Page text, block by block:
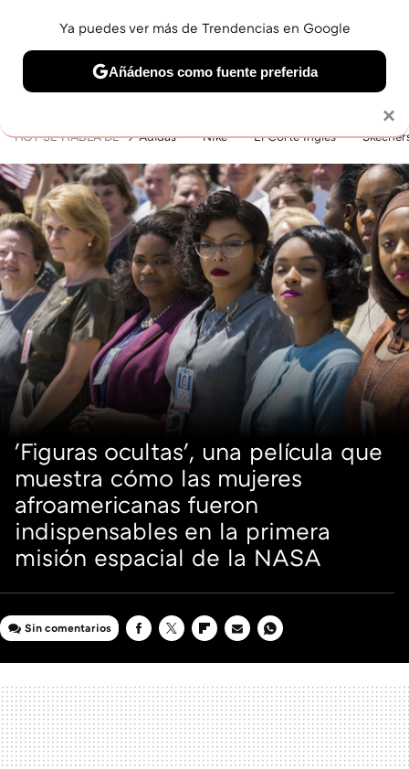
BELLEZA SHOPPING VIAJES GASTRO SNEAKERS
HOY SE HABLA DE Adidas Nike El Corte Inglés
'Figuras ocultas', una película que
muestra cómo las mujeres
afroamericanas fueron
indispensables en la primera
misión espacial de la NASA
Sin comentarios
×
Ya puedes ver más de Trendencias en Google
Añádenos como fuente preferida